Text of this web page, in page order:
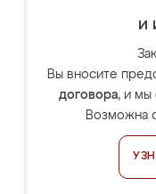
и
Вы вносите
договора, и мы
Возможна